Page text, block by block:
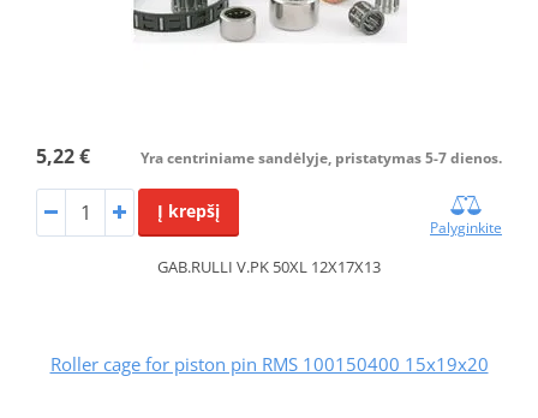
5,22 € Yra centriniame sandėlyje, pristatymas 5-7 dienos.
Į krepšį
Palyginkite
GAB.RULLI V.PK 50XL 12X17X13
Roller cage for piston pin RMS 100150400 15x19x20